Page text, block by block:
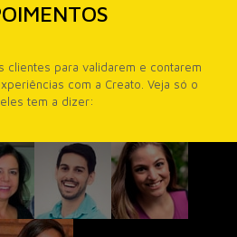
clientes para validarem e contarem
com a Creato. Veja só o
tem a dizer: